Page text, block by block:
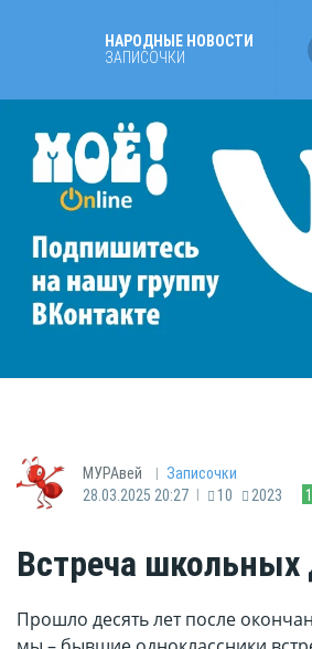
НАРОДНЫЕ НОВОСТИ
ЗАПИСОЧКИ
МУРАвей | Записочки
28.03.2025 20:27 | 10 2023
Встреча школьных
Прошло десять лет после